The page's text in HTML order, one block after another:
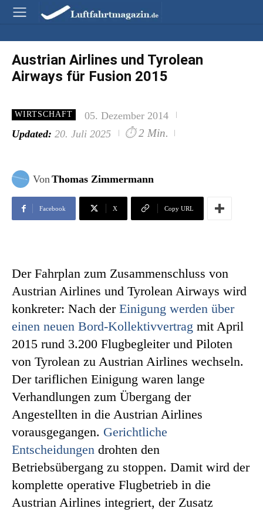
Austrian Airlines und Tyrolean
Airways für Fusion 2015
WIRTSCHAFT
05. Dezember 2014
Updated: 20. Juli 2025 ⏱ 2 Min.
VonThomas Zimmermann
Facebook X Copy URL
Der Fahrplan zum Zusammenschluss von
Austrian Airlines und Tyrolean Airways wird
konkreter: Nach der Einigung werden über
einen neuen Bord-Kollektivvertrag mit April
2015 rund 3.200 Flugbegleiter und Piloten
von Tyrolean zu Austrian Airlines wechseln.
Der tariflichen Einigung waren lange
Verhandlungen zum Übergang der
Angestellten in die Austrian Airlines
vorausgegangen. Gerichtliche
Entscheidungen drohten den
Betriebsübergang zu stoppen. Damit wird der
komplette operative Flugbetrieb in die
Austrian Airlines integriert, der Zusatz